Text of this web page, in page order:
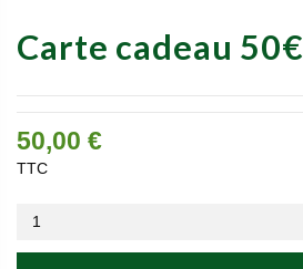
Carte cadeau 50€
50,00 €
TTC